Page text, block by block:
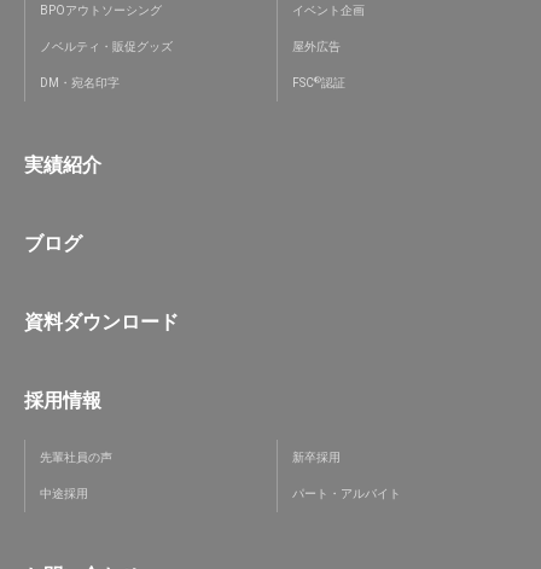
BPOアウトソーシング イベント企画
ノベルティ・販促グッズ 屋外広告
DM・宛名印字 FSC®認証
実績紹介
ブログ
資料ダウンロード
採用情報
先輩社員の声 新卒採用
中途採用 パート・アルバイト